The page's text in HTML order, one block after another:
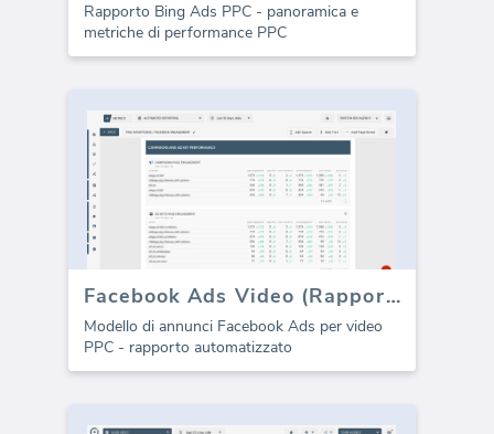
Rapporto Bing Ads PPC - panoramica e
metriche di performance PPC
Facebook Ads Video (Rapporto)
Modello di annunci Facebook Ads per video
PPC - rapporto automatizzato